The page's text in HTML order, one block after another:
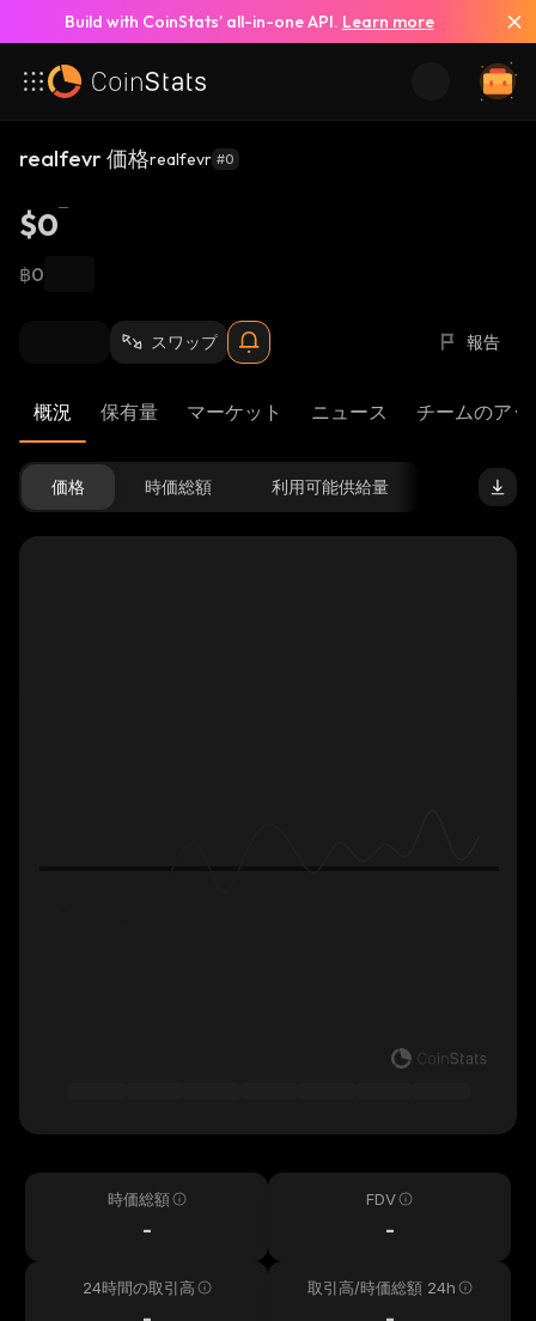
Build with CoinStats’ all-in-one API. Learn more
realfevr 価格realfevr #0
$0
฿0
スワップ 報告
概況 保有量 マーケット ニュース チームのア
価格 時価総額 利用可能供給量
時価総額
-
FDV
-
24時間の取引高 取引高/時価総額 24h